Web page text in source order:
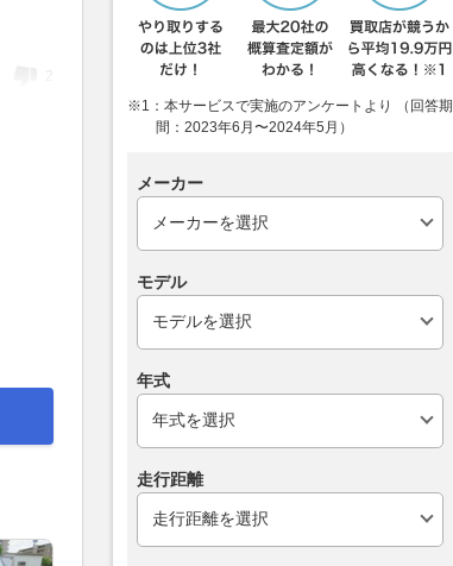
※1：本サービスで実施のアンケートより （回答期
間：2023年6月〜2024年5月）
メーカー
モデル
年式
走行距離